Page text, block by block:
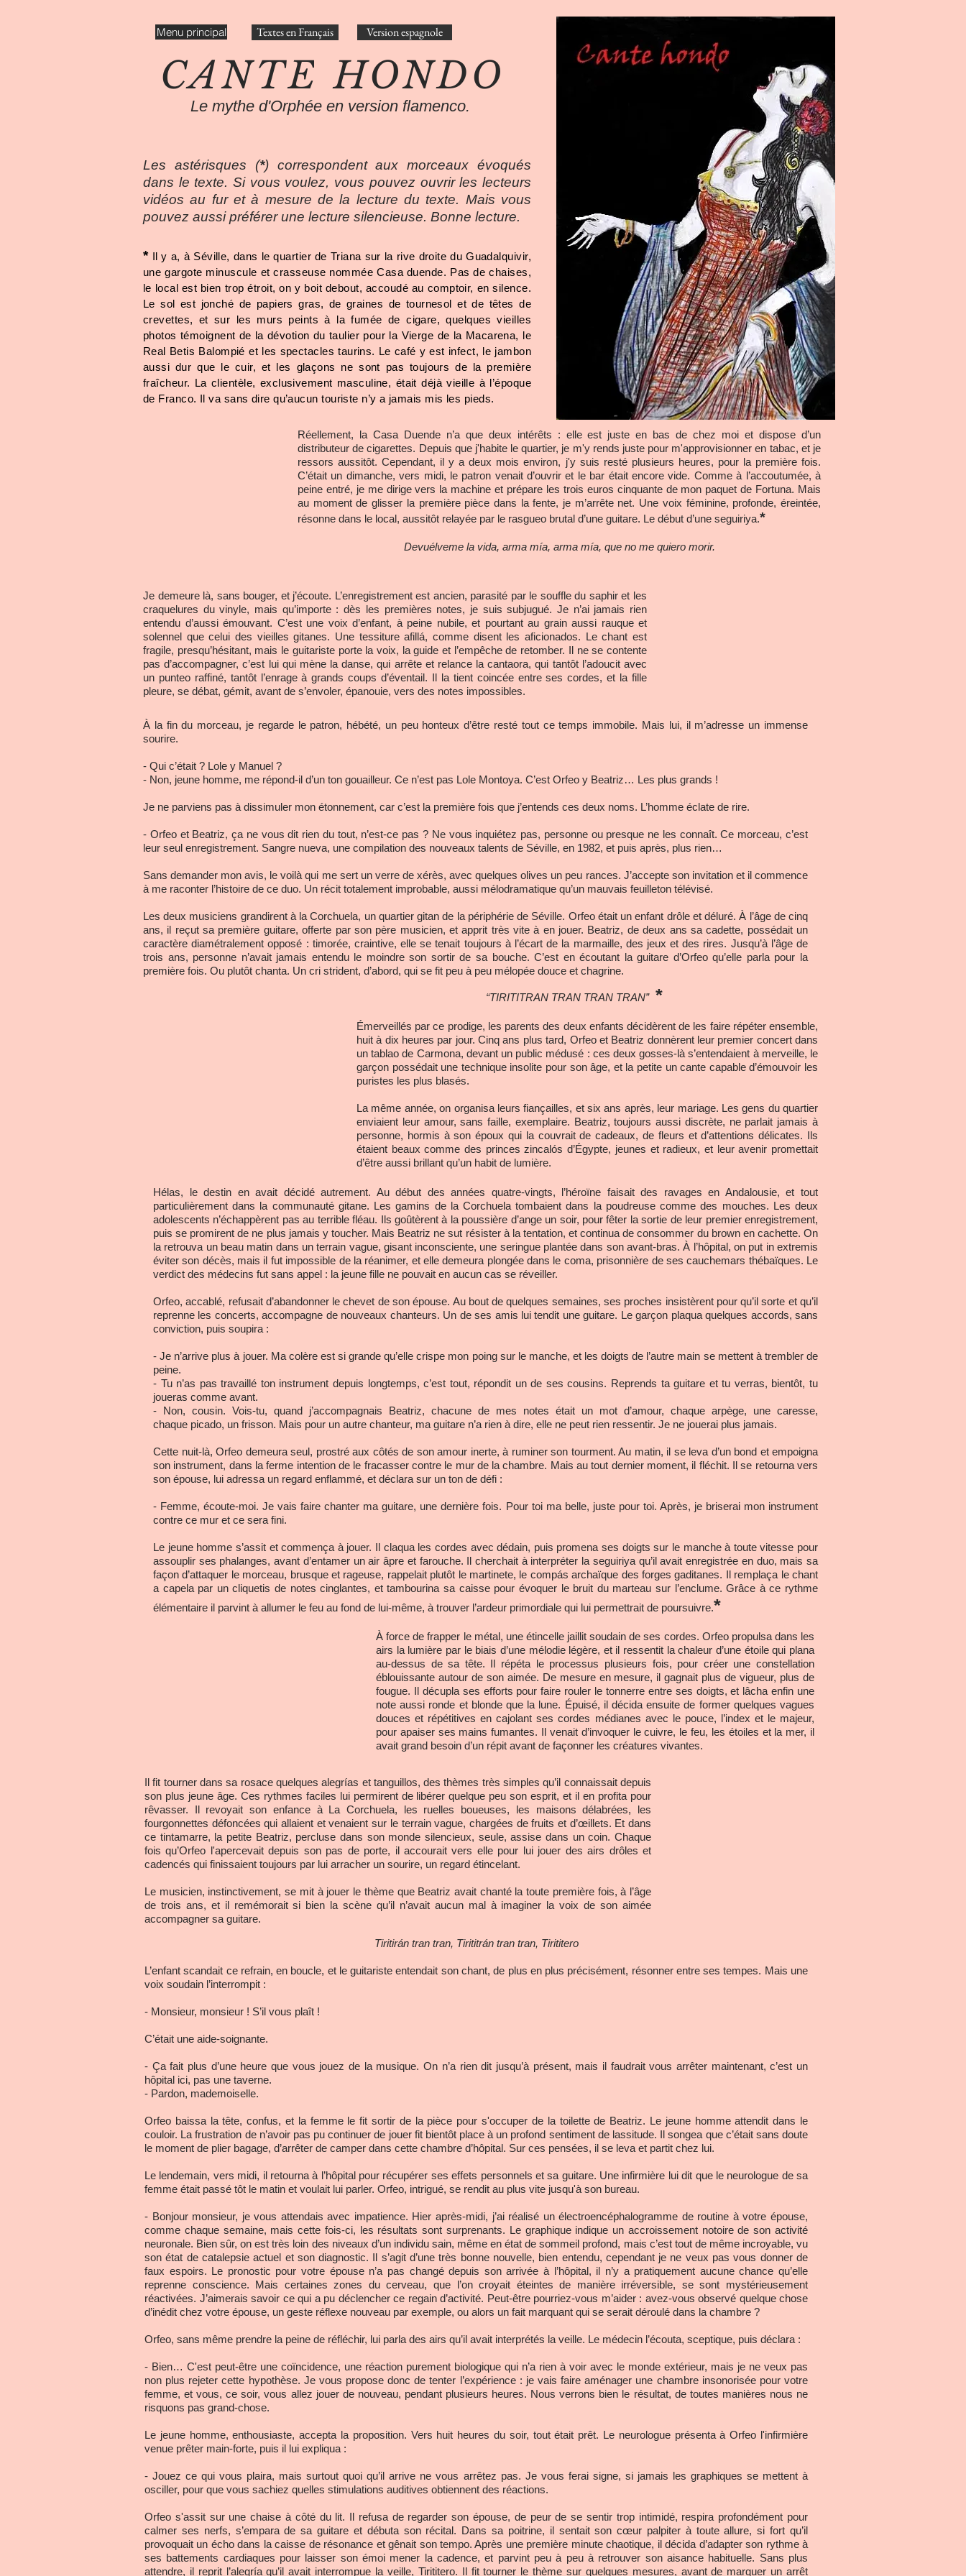
Menu principal Textes en Français Version espagnole
CANTE HONDO
Le mythe d'Orphée en version flamenco.
Les astérisques (*) correspondent aux morceaux évoqués
dans le texte. Si vous voulez, vous pouvez ouvrir les lecteurs
vidéos au fur et à mesure de la lecture du texte. Mais vous
pouvez aussi préférer une lecture silencieuse. Bonne lecture.
*Il y a, à Séville, dans le quartier de Triana sur la rive droite du Guadalquivir,
une gargote minuscule et crasseuse nommée Casa duende. Pas de chaises,
le local est bien trop étroit, on y boit debout, accoudé au comptoir, en silence.
Le sol est jonché de papiers gras, de graines de tournesol et de têtes de
crevettes, et sur les murs peints à la fumée de cigare, quelques vieilles
photos témoignent de la dévotion du taulier pour la Vierge de la Macarena, le
Real Betis Balompié et les spectacles taurins. Le café y est infect, le jambon
aussi dur que le cuir, et les glaçons ne sont pas toujours de la première
fraîcheur. La clientèle, exclusivement masculine, était déjà vieille à l’époque
de Franco. Il va sans dire qu’aucun touriste n’y a jamais mis les pieds.
Réellement, la Casa Duende n’a que deux intérêts : elle est juste en bas de chez moi et dispose d’un
distributeur de cigarettes. Depuis que j'habite le quartier, je m'y rends juste pour m'approvisionner en tabac, et je
ressors aussitôt. Cependant, il y a deux mois environ, j'y suis resté plusieurs heures, pour la première fois.
C’était un dimanche, vers midi, le patron venait d’ouvrir et le bar était encore vide. Comme à l’accoutumée, à
peine entré, je me dirige vers la machine et prépare les trois euros cinquante de mon paquet de Fortuna. Mais
au moment de glisser la première pièce dans la fente, je m’arrête net. Une voix féminine, profonde, éreintée,
résonne dans le local, aussitôt relayée par le rasgueo brutal d’une guitare. Le début d’une seguiriya.*
Devuélveme la vida, arma mía, arma mía, que no me quiero morir.
Je demeure là, sans bouger, et j’écoute. L’enregistrement est ancien, parasité par le souffle du saphir et les
craquelures du vinyle, mais qu’importe : dès les premières notes, je suis subjugué. Je n’ai jamais rien
entendu d’aussi émouvant. C’est une voix d’enfant, à peine nubile, et pourtant au grain aussi rauque et
solennel que celui des vieilles gitanes. Une tessiture afillá, comme disent les aficionados. Le chant est
fragile, presqu’hésitant, mais le guitariste porte la voix, la guide et l’empêche de retomber. Il ne se contente
pas d’accompagner, c’est lui qui mène la danse, qui arrête et relance la cantaora, qui tantôt l’adoucit avec
un punteo raffiné, tantôt l’enrage à grands coups d’éventail. Il la tient coincée entre ses cordes, et la fille
pleure, se débat, gémit, avant de s’envoler, épanouie, vers des notes impossibles.
À la fin du morceau, je regarde le patron, hébété, un peu honteux d’être resté tout ce temps immobile. Mais lui, il m’adresse un immense
sourire.
- Qui c’était ? Lole y Manuel ?
- Non, jeune homme, me répond-il d’un ton gouailleur. Ce n’est pas Lole Montoya. C’est Orfeo y Beatriz… Les plus grands !
Je ne parviens pas à dissimuler mon étonnement, car c’est la première fois que j’entends ces deux noms. L’homme éclate de rire.
- Orfeo et Beatriz, ça ne vous dit rien du tout, n’est-ce pas ? Ne vous inquiétez pas, personne ou presque ne les connaît. Ce morceau, c’est
leur seul enregistrement. Sangre nueva, une compilation des nouveaux talents de Séville, en 1982, et puis après, plus rien…
Sans demander mon avis, le voilà qui me sert un verre de xérès, avec quelques olives un peu rances. J’accepte son invitation et il commence
à me raconter l’histoire de ce duo. Un récit totalement improbable, aussi mélodramatique qu’un mauvais feuilleton télévisé.
Les deux musiciens grandirent à la Corchuela, un quartier gitan de la périphérie de Séville. Orfeo était un enfant drôle et déluré. À l’âge de cinq
ans, il reçut sa première guitare, offerte par son père musicien, et apprit très vite à en jouer. Beatriz, de deux ans sa cadette, possédait un
caractère diamétralement opposé : timorée, craintive, elle se tenait toujours à l’écart de la marmaille, des jeux et des rires. Jusqu’à l’âge de
trois ans, personne n’avait jamais entendu le moindre son sortir de sa bouche. C’est en écoutant la guitare d’Orfeo qu’elle parla pour la
première fois. Ou plutôt chanta. Un cri strident, d’abord, qui se fit peu à peu mélopée douce et chagrine.
“TIRITITRAN TRAN TRAN TRAN” *
Émerveillés par ce prodige, les parents des deux enfants décidèrent de les faire répéter ensemble,
huit à dix heures par jour. Cinq ans plus tard, Orfeo et Beatriz donnèrent leur premier concert dans
un tablao de Carmona, devant un public médusé : ces deux gosses-là s’entendaient à merveille, le
garçon possédait une technique insolite pour son âge, et la petite un cante capable d’émouvoir les
puristes les plus blasés.
La même année, on organisa leurs fiançailles, et six ans après, leur mariage. Les gens du quartier
enviaient leur amour, sans faille, exemplaire. Beatriz, toujours aussi discrète, ne parlait jamais à
personne, hormis à son époux qui la couvrait de cadeaux, de fleurs et d’attentions délicates. Ils
étaient beaux comme des princes zincalós d’Égypte, jeunes et radieux, et leur avenir promettait
d’être aussi brillant qu’un habit de lumière.
Hélas, le destin en avait décidé autrement. Au début des années quatre-vingts, l’héroïne faisait des ravages en Andalousie, et tout
particulièrement dans la communauté gitane. Les gamins de la Corchuela tombaient dans la poudreuse comme des mouches. Les deux
adolescents n’échappèrent pas au terrible fléau. Ils goûtèrent à la poussière d’ange un soir, pour fêter la sortie de leur premier enregistrement,
puis se promirent de ne plus jamais y toucher. Mais Beatriz ne sut résister à la tentation, et continua de consommer du brown en cachette. On
la retrouva un beau matin dans un terrain vague, gisant inconsciente, une seringue plantée dans son avant-bras. À l’hôpital, on put in extremis
éviter son décès, mais il fut impossible de la réanimer, et elle demeura plongée dans le coma, prisonnière de ses cauchemars thébaïques. Le
verdict des médecins fut sans appel : la jeune fille ne pouvait en aucun cas se réveiller.
Orfeo, accablé, refusait d’abandonner le chevet de son épouse. Au bout de quelques semaines, ses proches insistèrent pour qu’il sorte et qu’il
reprenne les concerts, accompagne de nouveaux chanteurs. Un de ses amis lui tendit une guitare. Le garçon plaqua quelques accords, sans
conviction, puis soupira :
- Je n’arrive plus à jouer. Ma colère est si grande qu’elle crispe mon poing sur le manche, et les doigts de l’autre main se mettent à trembler de
peine.
- Tu n’as pas travaillé ton instrument depuis longtemps, c’est tout, répondit un de ses cousins. Reprends ta guitare et tu verras, bientôt, tu
joueras comme avant.
- Non, cousin. Vois-tu, quand j’accompagnais Beatriz, chacune de mes notes était un mot d’amour, chaque arpège, une caresse,
chaque picado, un frisson. Mais pour un autre chanteur, ma guitare n’a rien à dire, elle ne peut rien ressentir. Je ne jouerai plus jamais.
Cette nuit-là, Orfeo demeura seul, prostré aux côtés de son amour inerte, à ruminer son tourment. Au matin, il se leva d’un bond et empoigna
son instrument, dans la ferme intention de le fracasser contre le mur de la chambre. Mais au tout dernier moment, il fléchit. Il se retourna vers
son épouse, lui adressa un regard enflammé, et déclara sur un ton de défi :
- Femme, écoute-moi. Je vais faire chanter ma guitare, une dernière fois. Pour toi ma belle, juste pour toi. Après, je briserai mon instrument
contre ce mur et ce sera fini.
Le jeune homme s’assit et commença à jouer. Il claqua les cordes avec dédain, puis promena ses doigts sur le manche à toute vitesse pour
assouplir ses phalanges, avant d’entamer un air âpre et farouche. Il cherchait à interpréter la seguiriya qu’il avait enregistrée en duo, mais sa
façon d’attaquer le morceau, brusque et rageuse, rappelait plutôt le martinete, le compás archaïque des forges gaditanes. Il remplaça le chant
a capela par un cliquetis de notes cinglantes, et tambourina sa caisse pour évoquer le bruit du marteau sur l’enclume. Grâce à ce rythme
élémentaire il parvint à allumer le feu au fond de lui-même, à trouver l’ardeur primordiale qui lui permettrait de poursuivre.*
À force de frapper le métal, une étincelle jaillit soudain de ses cordes. Orfeo propulsa dans les
airs la lumière par le biais d’une mélodie légère, et il ressentit la chaleur d’une étoile qui plana
au-dessus de sa tête. Il répéta le processus plusieurs fois, pour créer une constellation
éblouissante autour de son aimée. De mesure en mesure, il gagnait plus de vigueur, plus de
fougue. Il décupla ses efforts pour faire rouler le tonnerre entre ses doigts, et lâcha enfin une
note aussi ronde et blonde que la lune. Épuisé, il décida ensuite de former quelques vagues
douces et répétitives en cajolant ses cordes médianes avec le pouce, l’index et le majeur,
pour apaiser ses mains fumantes. Il venait d’invoquer le cuivre, le feu, les étoiles et la mer, il
avait grand besoin d’un répit avant de façonner les créatures vivantes.
Il fit tourner dans sa rosace quelques alegrías et tanguillos, des thèmes très simples qu’il connaissait depuis
son plus jeune âge. Ces rythmes faciles lui permirent de libérer quelque peu son esprit, et il en profita pour
rêvasser. Il revoyait son enfance à La Corchuela, les ruelles boueuses, les maisons délabrées, les
fourgonnettes défoncées qui allaient et venaient sur le terrain vague, chargées de fruits et d’œillets. Et dans
ce tintamarre, la petite Beatriz, percluse dans son monde silencieux, seule, assise dans un coin. Chaque
fois qu’Orfeo l'apercevait depuis son pas de porte, il accourait vers elle pour lui jouer des airs drôles et
cadencés qui finissaient toujours par lui arracher un sourire, un regard étincelant.
Le musicien, instinctivement, se mit à jouer le thème que Beatriz avait chanté la toute première fois, à l’âge
de trois ans, et il remémorait si bien la scène qu’il n’avait aucun mal à imaginer la voix de son aimée
accompagner sa guitare.
Tiritirán tran tran, Tirititrán tran tran, Tirititero
L’enfant scandait ce refrain, en boucle, et le guitariste entendait son chant, de plus en plus précisément, résonner entre ses tempes. Mais une
voix soudain l’interrompit :
- Monsieur, monsieur ! S’il vous plaît !
C’était une aide-soignante.
- Ça fait plus d’une heure que vous jouez de la musique. On n’a rien dit jusqu’à présent, mais il faudrait vous arrêter maintenant, c’est un
hôpital ici, pas une taverne.
- Pardon, mademoiselle.
Orfeo baissa la tête, confus, et la femme le fit sortir de la pièce pour s'occuper de la toilette de Beatriz. Le jeune homme attendit dans le
couloir. La frustration de n’avoir pas pu continuer de jouer fit bientôt place à un profond sentiment de lassitude. Il songea que c’était sans doute
le moment de plier bagage, d’arrêter de camper dans cette chambre d’hôpital. Sur ces pensées, il se leva et partit chez lui.
Le lendemain, vers midi, il retourna à l’hôpital pour récupérer ses effets personnels et sa guitare. Une infirmière lui dit que le neurologue de sa
femme était passé tôt le matin et voulait lui parler. Orfeo, intrigué, se rendit au plus vite jusqu'à son bureau.
- Bonjour monsieur, je vous attendais avec impatience. Hier après-midi, j’ai réalisé un électroencéphalogramme de routine à votre épouse,
comme chaque semaine, mais cette fois-ci, les résultats sont surprenants. Le graphique indique un accroissement notoire de son activité
neuronale. Bien sûr, on est très loin des niveaux d’un individu sain, même en état de sommeil profond, mais c’est tout de même incroyable, vu
son état de catalepsie actuel et son diagnostic. Il s’agit d’une très bonne nouvelle, bien entendu, cependant je ne veux pas vous donner de
faux espoirs. Le pronostic pour votre épouse n’a pas changé depuis son arrivée à l’hôpital, il n’y a pratiquement aucune chance qu’elle
reprenne conscience. Mais certaines zones du cerveau, que l’on croyait éteintes de manière irréversible, se sont mystérieusement
réactivées. J’aimerais savoir ce qui a pu déclencher ce regain d’activité. Peut-être pourriez-vous m’aider : avez-vous observé quelque chose
d’inédit chez votre épouse, un geste réflexe nouveau par exemple, ou alors un fait marquant qui se serait déroulé dans la chambre ?
Orfeo, sans même prendre la peine de réfléchir, lui parla des airs qu’il avait interprétés la veille. Le médecin l’écouta, sceptique, puis déclara :
- Bien… C'est peut-être une coïncidence, une réaction purement biologique qui n’a rien à voir avec le monde extérieur, mais je ne veux pas
non plus rejeter cette hypothèse. Je vous propose donc de tenter l’expérience : je vais faire aménager une chambre insonorisée pour votre
femme, et vous, ce soir, vous allez jouer de nouveau, pendant plusieurs heures. Nous verrons bien le résultat, de toutes manières nous ne
risquons pas grand-chose.
Le jeune homme, enthousiaste, accepta la proposition. Vers huit heures du soir, tout était prêt. Le neurologue présenta à Orfeo l'infirmière
venue prêter main-forte, puis il lui expliqua :
- Jouez ce qui vous plaira, mais surtout quoi qu’il arrive ne vous arrêtez pas. Je vous ferai signe, si jamais les graphiques se mettent à
osciller, pour que vous sachiez quelles stimulations auditives obtiennent des réactions.
Orfeo s'assit sur une chaise à côté du lit. Il refusa de regarder son épouse, de peur de se sentir trop intimidé, respira profondément pour
calmer ses nerfs, s’empara de sa guitare et débuta son récital. Dans sa poitrine, il sentait son cœur palpiter à toute allure, si fort qu’il
provoquait un écho dans la caisse de résonance et gênait son tempo. Après une première minute chaotique, il décida d’adapter son rythme à
ses battements cardiaques pour laisser son émoi mener la cadence, et parvint peu à peu à retrouver son aisance habituelle. Sans plus
attendre, il reprit l’alegría qu’il avait interrompue la veille, Tirititero. Il fit tourner le thème sur quelques mesures, avant de marquer un arrêt